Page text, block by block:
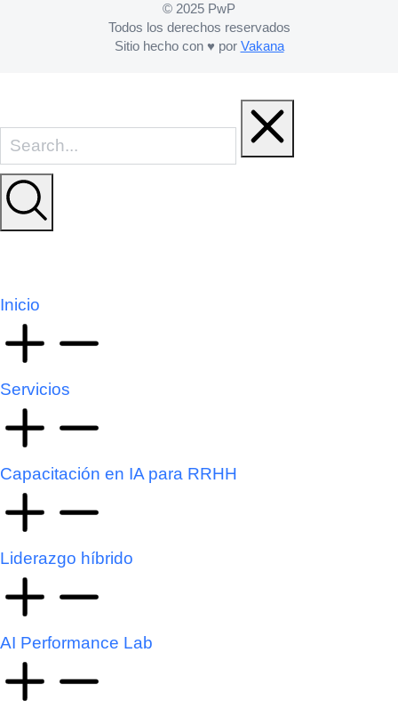
© 2025 PwP
Todos los derechos reservados
Sitio hecho con ♥ por Vakana
Inicio
Servicios
Capacitación en IA para RRHH
Liderazgo híbrido
AI Performance Lab